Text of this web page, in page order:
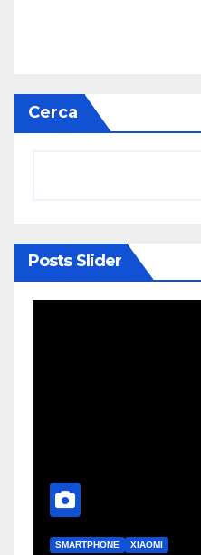
Cerca
Posts Slider
SMARTPHONE XIAOMI